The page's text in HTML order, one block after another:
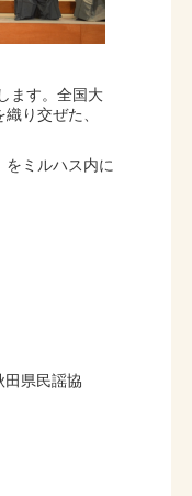
ます。全国大
り交ぜた、
をミルハス内に
田県民謡協